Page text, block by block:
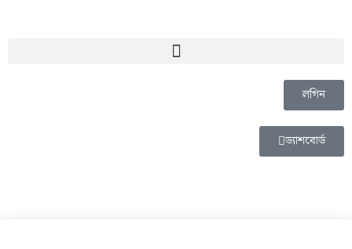
লগিন
ড্যাশবোর্ড